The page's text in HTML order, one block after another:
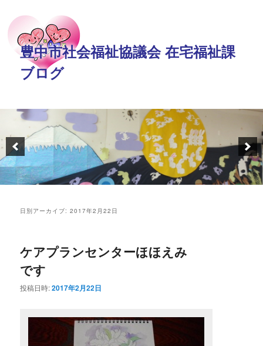
豊中市社会福祉協議会 在宅福祉課
ブログ
日別アーカイブ:2017年2月22日
ケアプランセンターほほえみ
です
投稿日時:2017年2月22日